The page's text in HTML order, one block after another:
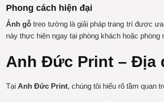
Phong cách hiện đại
Ảnh gỗ treo tường là giải pháp trang trí được
này thực hiện ngay tại phòng khách hoặc phòng
Anh Đức Print – Địa
Tại Anh Đức Print, chúng tôi hiểu rõ tầm quan